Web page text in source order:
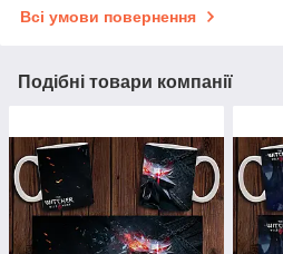
Всі умови повернення
Подібні товари компанії